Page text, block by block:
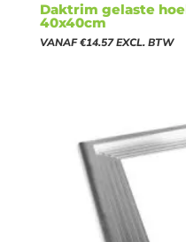
Daktrim gelaste
40x40cm
VANAF€14.57 EXCL. BTW